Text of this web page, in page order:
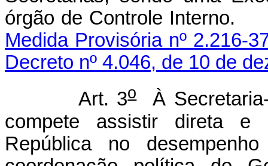
órgão de
Medida Provisória nº 2.216-
Decreto nº 4.046, de 10 de
Art. 3oÀ Secretaria-
compete assistir direta e
República no